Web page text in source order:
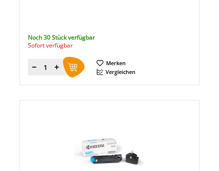
Noch 30 Stück verfügbar
Sofort verfügbar
Menge
Merken
Vergleichen